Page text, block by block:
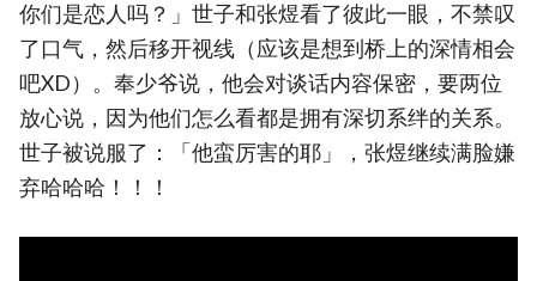
你们是恋人吗？」世子和张煜看了彼此一眼，不禁叹
了口气，然后移开视线（应该是想到桥上的深情相会
吧XD）。奉少爷说，他会对谈话内容保密，要两位
放心说，因为他们怎么看都是拥有深切系绊的关系。
世子被说服了：「他蛮厉害的耶」，张煜继续满脸嫌
弃哈哈哈！！！